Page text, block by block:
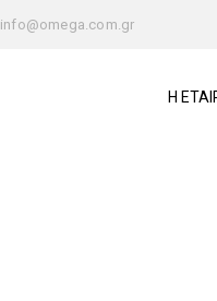
info@omega.com.gr
Η